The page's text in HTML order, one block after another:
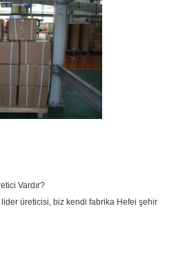
Vardır?
lider üreticisi, biz kendi fabrika Hefei şehir